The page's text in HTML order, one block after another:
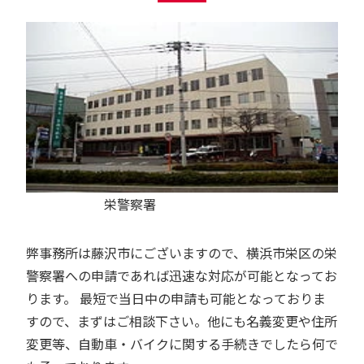
栄警察署
弊事務所は藤沢市にございますので、横浜市栄区の栄
警察署への申請であれば迅速な対応が可能となってお
ります。 最短で当日中の申請も可能となっておりま
すので、まずはご相談下さい。他にも名義変更や住所
変更等、自動車・バイクに関する手続きでしたら何で